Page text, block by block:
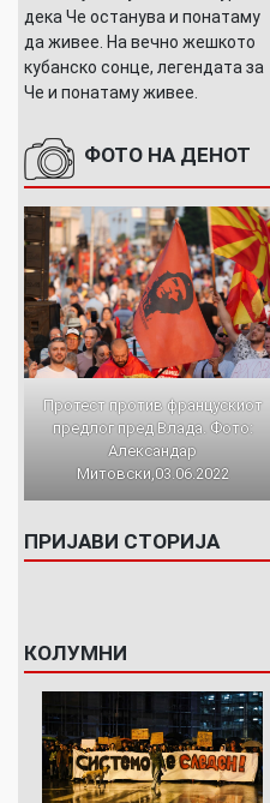
дека Че останува и понатаму
да живее. На вечно жешкото
кубанско сонце, легендата за
Че и понатаму живее.
ФОТО НА ДЕНОТ
Протест против францускиот
предлог пред Влада. Фото:
Александар
Митовски,03.06.2022
ПРИЈАВИ СТОРИЈА
КОЛУМНИ